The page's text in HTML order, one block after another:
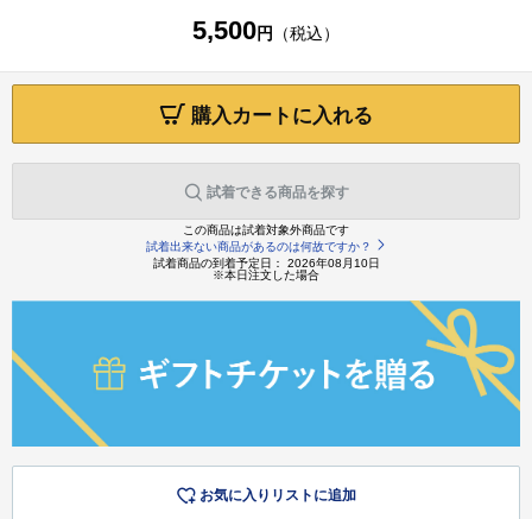
5,500円 （税込）
購入カートに入れる
試着できる商品を探す
この商品は試着対象外商品です
試着出来ない商品があるのは何故ですか？
試着商品の到着予定日： 2026年08月10日
※本日注文した場合
お気に入りリストに追加